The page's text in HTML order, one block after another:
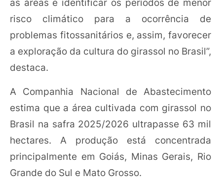
as áreas e identificar os períodos de menor
risco climático para a ocorrência de
problemas fitossanitários e, assim, favorecer
a exploração da cultura do girassol no Brasil”,
destaca.
A Companhia Nacional de Abastecimento
estima que a área cultivada com girassol no
Brasil na safra 2025/2026 ultrapasse 63 mil
hectares. A produção está concentrada
principalmente em Goiás, Minas Gerais, Rio
Grande do Sul e Mato Grosso.